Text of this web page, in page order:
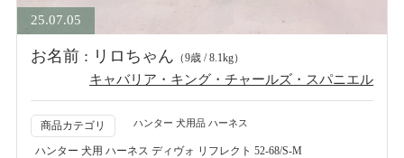
25.07.05
お名前 : リロちゃん （9歳 / 8.1kg）
キャバリア・キング・チャールズ・スパニエル
商品カテゴリ ハンター 犬用品 ハーネス
ハンター 犬用 ハーネス ディヴォ リフレクト 52-68/S-M